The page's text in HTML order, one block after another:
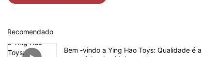
Recomendado
Bem -vindo a Ying Hao Toys: Qualidade é a